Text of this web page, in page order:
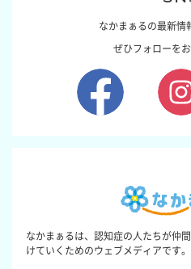
なかまぁるの最新情
ぜひフォローをお
なかまぁるは、認知症の人たちが仲
けていくためのウェブメディアです。